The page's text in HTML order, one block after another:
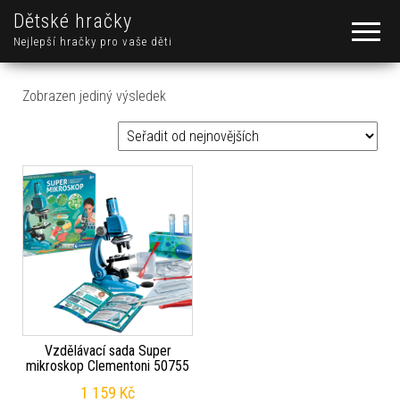
Dětské hračky
Nejlepší hračky pro vaše děti
Zobrazen jediný výsledek
Vzdělávací sada Super
mikroskop Clementoni 50755
1 159 Kč